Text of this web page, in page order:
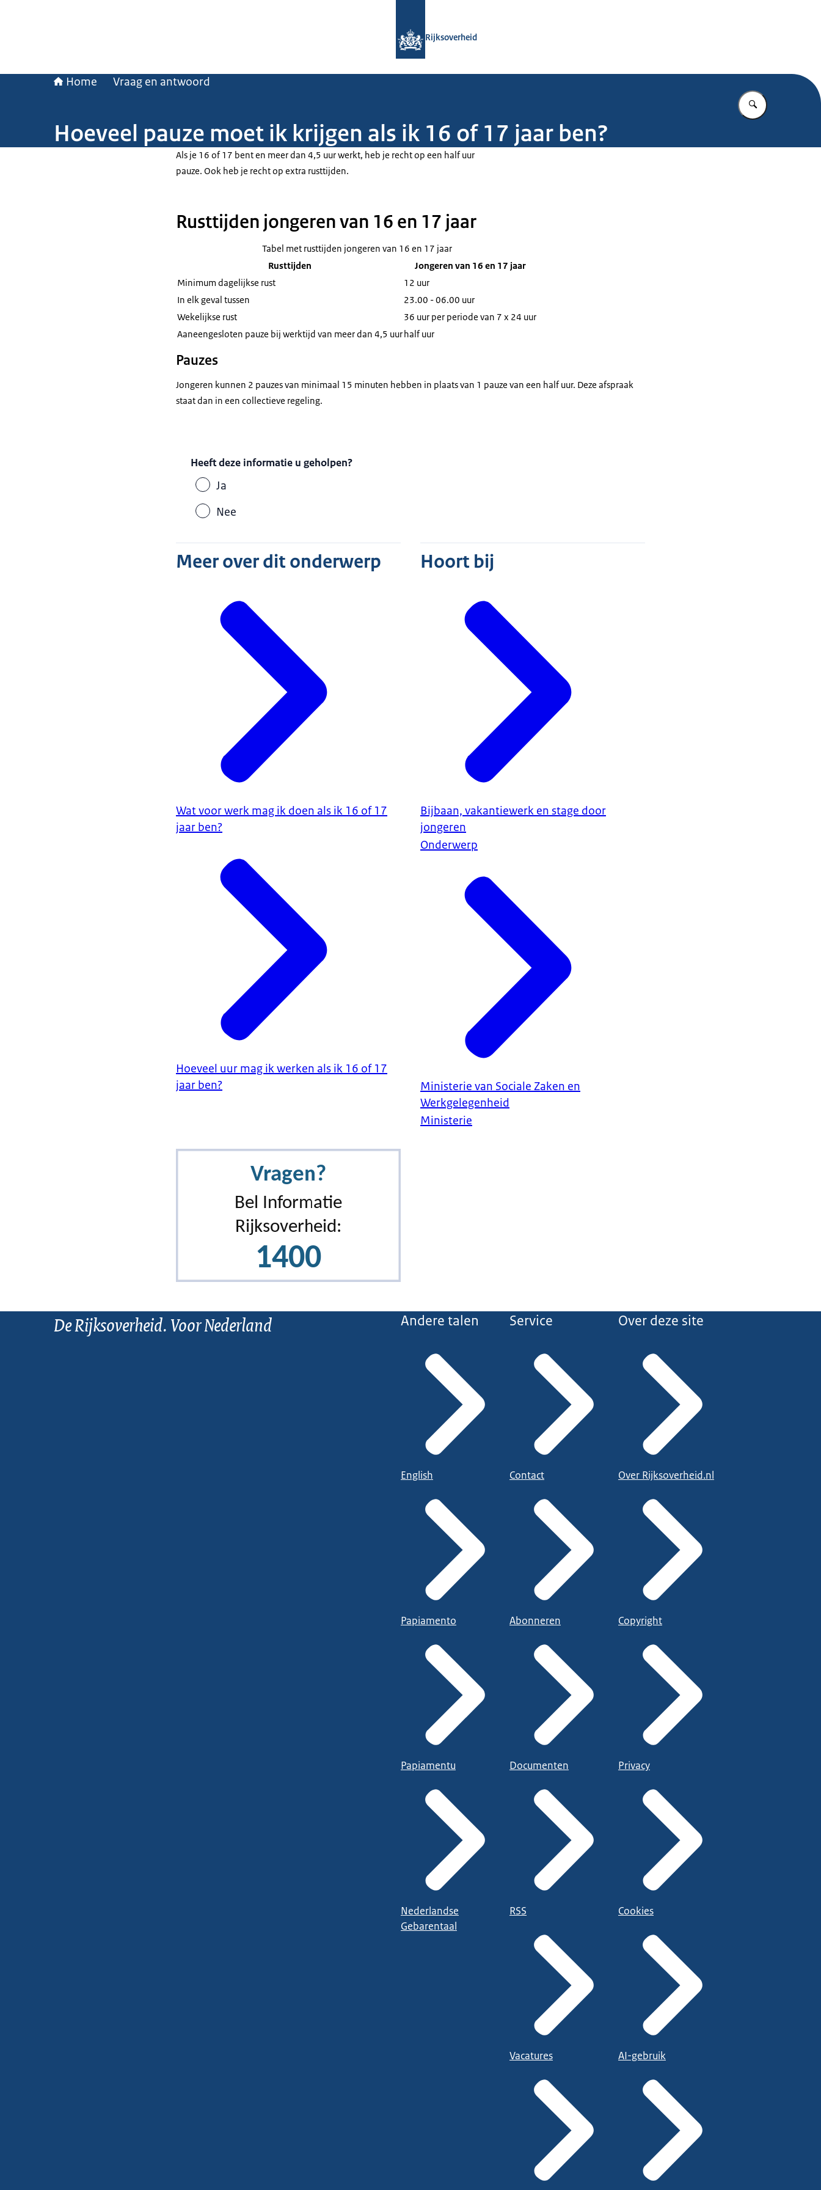
Rijksoverheid
Home Vraag en antwoord
Vul in wat u
Hoeveel pauze moet ik krijgen als ik 16 of 17 jaar ben?
Als je 16 of 17 bent en meer dan 4,5 uur werkt, heb je recht op een half uur
pauze. Ook heb je recht op extra rusttijden.
Rusttijden jongeren van 16 en 17 jaar
Tabel met rusttijden jongeren van 16 en 17 jaar
Rusttijden
Jongeren van 16 en 17 jaar
Minimum dagelijkse rust
12 uur
In elk geval tussen
23.00 - 06.00 uur
Wekelijkse rust
36 uur per periode van 7 x 24 uur
Aaneengesloten pauze bij werktijd van meer dan 4,5 uurhalf uur
Pauzes
Jongeren kunnen 2 pauzes van minimaal 15 minuten hebben in plaats van 1 pauze van een half uur. Deze afspraak
staat dan in een collectieve regeling.
Heeft deze informatie u geholpen?
Ja
Nee
Meer over dit onderwerp
Wat voor werk mag ik doen als ik 16 of 17
jaar ben?
Hoeveel uur mag ik werken als ik 16 of 17
jaar ben?
Hoort bij
Bijbaan, vakantiewerk en stage door
jongeren
Onderwerp
Ministerie van Sociale Zaken en
Werkgelegenheid
Ministerie
De Rijksoverheid. Voor Nederland Andere talen
English
Papiamento
Papiamentu
Nederlandse
Gebarentaal
Service
Contact
Abonneren
Documenten
RSS
Vacatures
Over deze site
Over Rijksoverheid.nl
Copyright
Privacy
Cookies
AI-gebruik